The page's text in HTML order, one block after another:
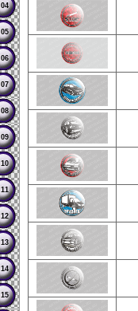
04
05
06
07
08
09
10
11
12
13
14
15